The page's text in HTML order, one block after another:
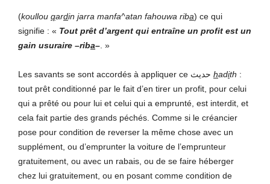
(koullou qardin jarra manfa^atan fahouwa riba) ce qui
signifie : « Tout prêt d’argent qui entraîne un profit est un
gain usuraire –riba– . »
Les savants se sont accordés à appliquer ce حديث hadith :
tout prêt conditionné par le fait d’en tirer un profit, pour celui
qui a prêté ou pour lui et celui qui a emprunté, est interdit, et
cela fait partie des grands péchés. Comme si le créancier
pose pour condition de reverser la même chose avec un
supplément, ou d’emprunter la voiture de l’emprunteur
gratuitement, ou avec un rabais, ou de se faire héberger
chez lui gratuitement, ou en posant comme condition de